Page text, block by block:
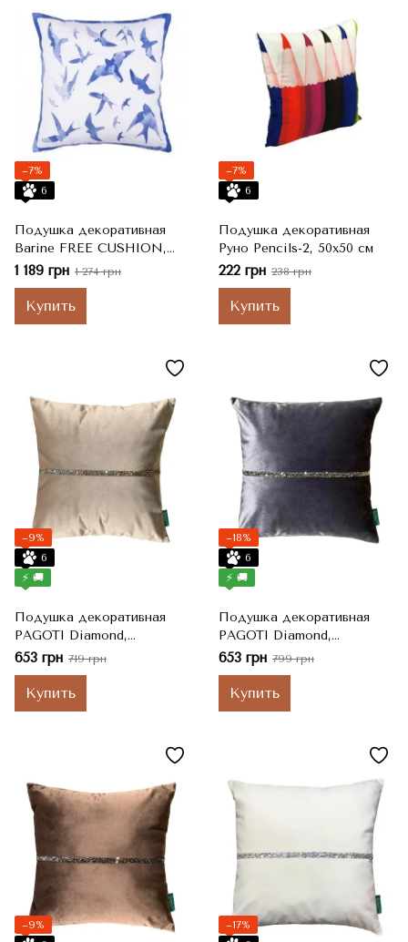
−7%
6
Подушка декоративная
Barine FREE CUSHION,
40x40 см
1 189 грн 1 274 грн
Купить
−7%
6
Подушка декоративная
Руно Penсils-2, 50x50 см
222 грн 238 грн
Купить
−9%
6
⚡ 🚚
Подушка декоративная
PAGOTI Diamond,
Бежевый, Серебряно-
золотистые стразы, 40x40
см
653 грн 719 грн
Купить
−18%
6
⚡ 🚚
Подушка декоративная
PAGOTI Diamond,
Антрацит, Серебряно-
золотистые стразы, 40x40
см
653 грн 799 грн
Купить
−9%
−17%